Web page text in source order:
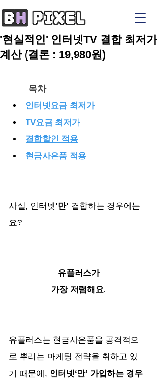
'현실적인' 인터넷TV 결합 최저가
계산 (결론 : 19,980원)
목차
인터넷요금 최저가
TV요금 최저가
결합할인 적용
현금사은품 적용
사실, 인터넷’만’ 결합하는 경우에는
요?
유플러스가
가장 저렴해요.
유플러스는 현금사은품을 공격적으
로 뿌리는 마케팅 전략을 취하고 있
기 때문에, 인터넷‘만’ 가입하는 경우